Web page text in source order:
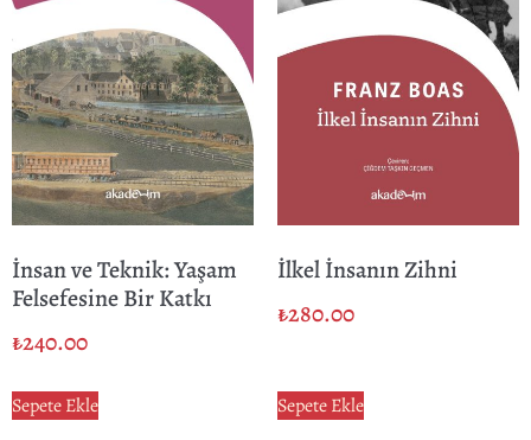
İnsan ve Teknik: Yaşam
Felsefesine Bir Katkı
₺240.00
Sepete Ekle
İlkel İnsanın Zihni
₺280.00
Sepete Ekle